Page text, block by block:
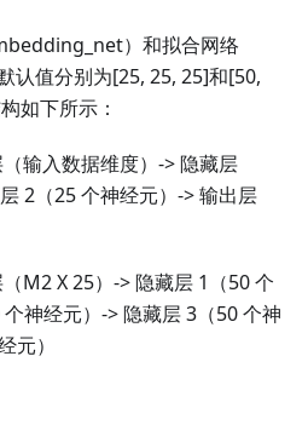
）和拟合网络
认值分别为[25, 25, 25]和[50,
如下所示：
输入数据维度）-> 隐藏层
2（25 个神经元）-> 输出层
M2 X 25）-> 隐藏层 1（50 个
神经元）-> 隐藏层 3（50 个神
元）